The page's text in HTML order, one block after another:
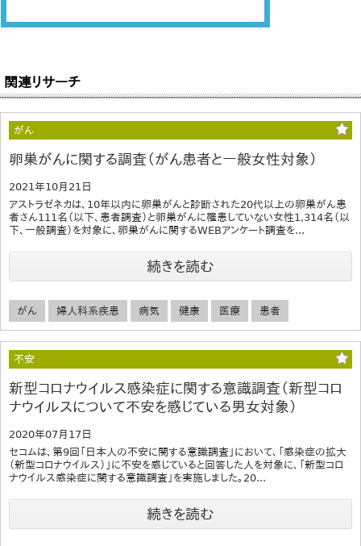
関連リサーチ
がん
卵巣がんに関する調査（がん患者と一般女性対象）
2021年10月21日
アストラゼネカは、10年以内に卵巣がんと診断された20代以上の卵巣がん患
者さん111名（以下、患者調査）と卵巣がんに罹患していない女性1,314名（以
下、一般調査）を対象に、卵巣がんに関するWEBアンケート調査を...
続きを読む
がん 婦人科系疾患 病気 健康 医療 患者
不安
新型コロナウイルス感染症に関する意識調査（新型コロ
ナウイルスについて不安を感じている男女対象）
2020年07月17日
セコムは、第9回「日本人の不安に関する意識調査」において、「感染症の拡大
（新型コロナウイルス）」に不安を感じていると回答した人を対象に、「新型コロ
ナウイルス感染症に関する意識調査」を実施しました。20...
続きを読む